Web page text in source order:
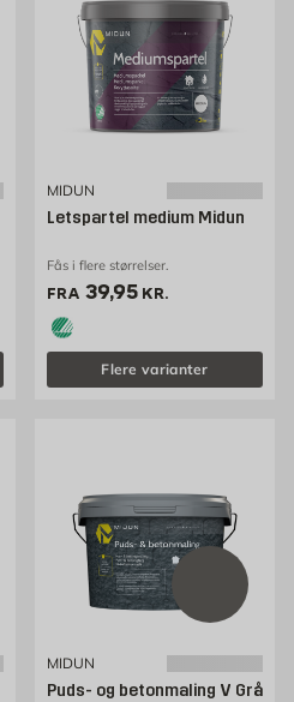
MIDUN
Letspartel medium Midun
Fås i flere størrelser.
FRA Pris 39.95 kr. /stk
39,95 KR.
Flere varianter
MIDUN
Puds- og betonmaling V Grå